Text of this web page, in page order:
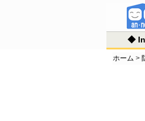
◆
◇ ホー
◇ 防音
■ 商品
◇ ご注
◇ Q&A
◇ リユ
◇ サイ
ホーム >